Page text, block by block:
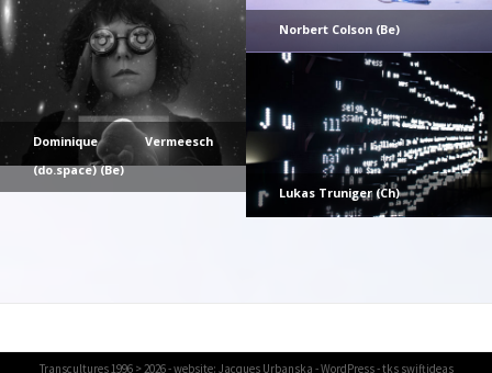
Norbert Colson (Be)
Dominique Vermeesch
(do.space) (Be)
Lukas Truniger (Ch)
Transcultures1996 > 2026 - website: Jacques Urbanska -WordPress- tks swiftideas